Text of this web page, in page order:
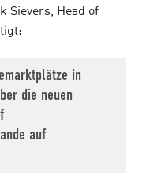
Sievers, Head of
in
die neuen
auf